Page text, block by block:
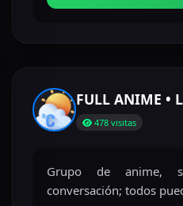
FULL ANIME •
478 visitas
Grupo de anime,
conversación; todos